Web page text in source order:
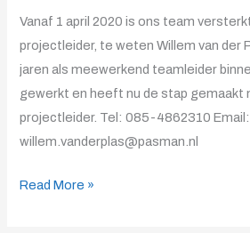
Vanaf 1 april 2020 is ons team
projectleider, te weten Willem van der
jaren als meewerkend teamleider
gewerkt en heeft nu de stap gemaakt
projectleider. Tel: 085-4862310 Email:
willem.vanderplas@pasman.nl
VAN
DER
PLAS
Read More »